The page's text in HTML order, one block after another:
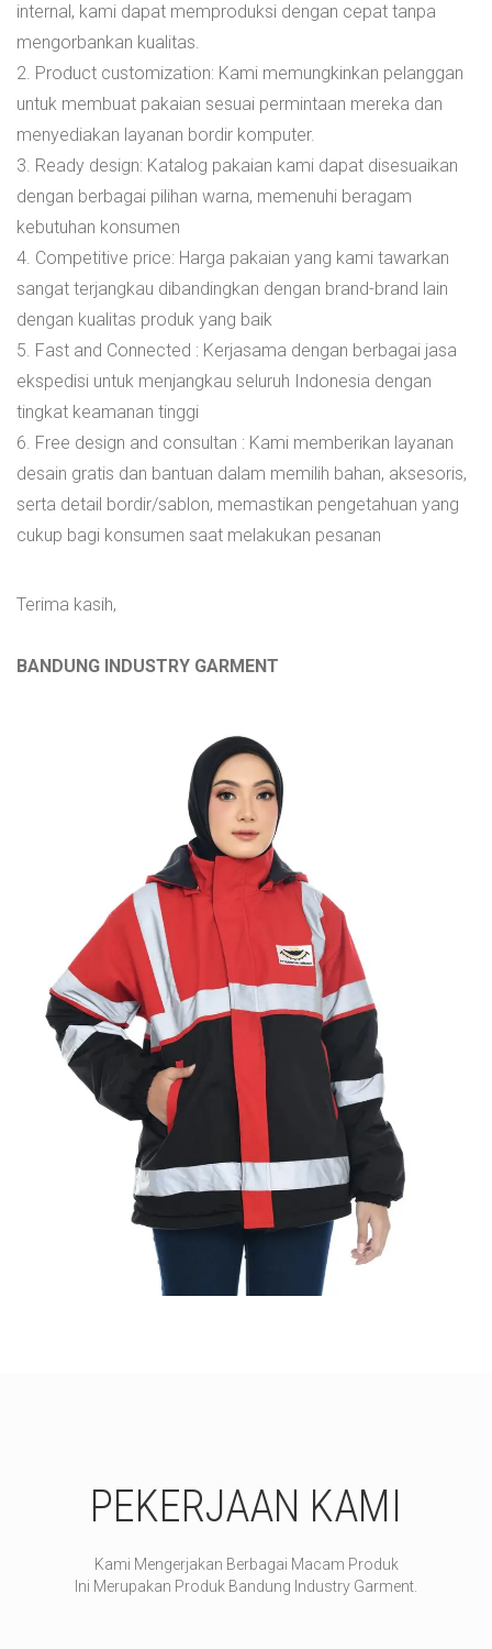
internal, kami dapat memproduksi dengan cepat tanpa
mengorbankan kualitas.
2. Product customization: Kami memungkinkan pelanggan
untuk membuat pakaian sesuai permintaan mereka dan
menyediakan layanan bordir komputer.
3. Ready design: Katalog pakaian kami dapat disesuaikan
dengan berbagai pilihan warna, memenuhi beragam
kebutuhan konsumen
4. Competitive price: Harga pakaian yang kami tawarkan
sangat terjangkau dibandingkan dengan brand-brand lain
dengan kualitas produk yang baik
5. Fast and Connected : Kerjasama dengan berbagai jasa
ekspedisi untuk menjangkau seluruh Indonesia dengan
tingkat keamanan tinggi
6. Free design and consultan : Kami memberikan layanan
desain gratis dan bantuan dalam memilih bahan, aksesoris,
serta detail bordir/sablon, memastikan pengetahuan yang
cukup bagi konsumen saat melakukan pesanan
Terima kasih,
BANDUNG INDUSTRY GARMENT
PEKERJAAN KAMI
Kami Mengerjakan Berbagai Macam Produk
Ini Merupakan Produk Bandung Industry Garment.